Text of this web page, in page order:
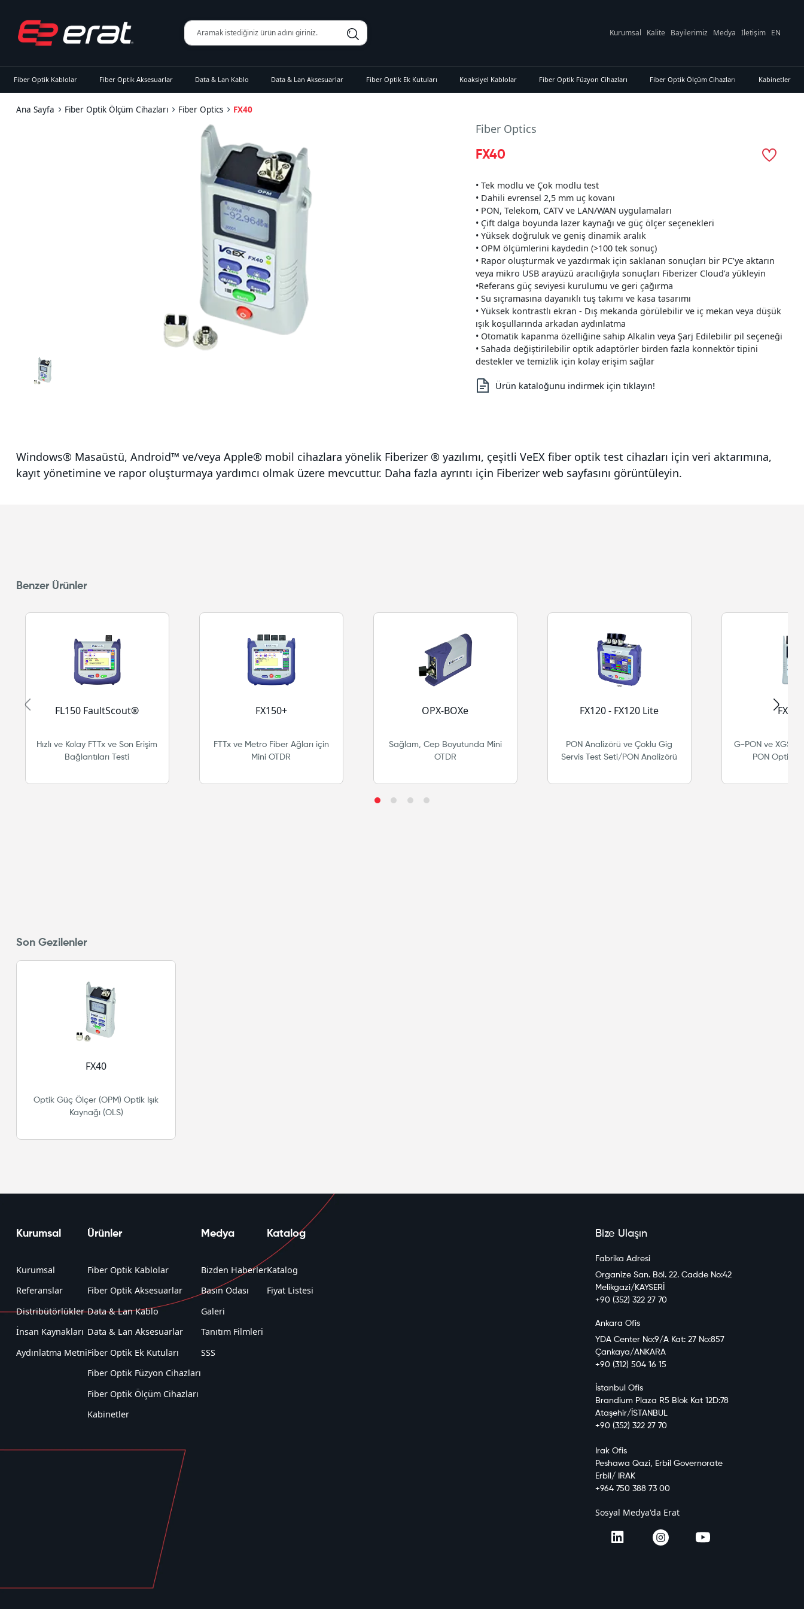
Kurumsal Kalite Bayilerimiz Medya İletişim EN
Fiber Optik Kablolar Fiber Optik Aksesuarlar Data & Lan Kablo Data & Lan Aksesuarlar Fiber Optik Ek Kutuları Koaksiyel Kablolar Fiber Optik Füzyon Cihazları Fiber Optik Ölçüm Cihazları Kabinetler
Ana Sayfa Fiber Optik Ölçüm Cihazları Fiber Optics FX40
Fiber Optics
FX40
• Tek modlu ve Çok modlu test
• Dahili evrensel 2,5 mm uç kovanı
• PON, Telekom, CATV ve LAN/WAN uygulamaları
• Çift dalga boyunda lazer kaynağı ve güç ölçer seçenekleri
• Yüksek doğruluk ve geniş dinamik aralık
• OPM ölçümlerini kaydedin (>100 tek sonuç)
• Rapor oluşturmak ve yazdırmak için saklanan sonuçları bir PC’ye aktarın
veya mikro USB arayüzü aracılığıyla sonuçları Fiberizer Cloud’a yükleyin
•Referans güç seviyesi kurulumu ve geri çağırma
• Su sıçramasına dayanıklı tuş takımı ve kasa tasarımı
• Yüksek kontrastlı ekran - Dış mekanda görülebilir ve iç mekan veya düşük
ışık koşullarında arkadan aydınlatma
• Otomatik kapanma özelliğine sahip Alkalin veya Şarj Edilebilir pil seçeneği
• Sahada değiştirilebilir optik adaptörler birden fazla konnektör tipini
destekler ve temizlik için kolay erişim sağlar
Ürün kataloğunu indirmek için tıklayın!
Windows® Masaüstü, Android™ ve/veya Apple® mobil cihazlara yönelik Fiberizer ® yazılımı, çeşitli VeEX fiber optik test cihazları için veri aktarımına,
kayıt yönetimine ve rapor oluşturmaya yardımcı olmak üzere mevcuttur. Daha fazla ayrıntı için Fiberizer web sayfasını görüntüleyin.
Benzer Ürünler
FL150 FaultScout®
Hızlı ve Kolay FTTx ve Son Erişim
Bağlantıları Testi
FX150+
FTTx ve Metro Fiber Ağları için
Mini OTDR
OPX-BOXe
Sağlam, Cep Boyutunda Mini
OTDR
FX120 - FX120 Lite
PON Analizörü ve Çoklu Gig
Servis Test Seti/PON Analizörü
G-PON ve XGS-
PON Optik
Son Gezilenler
FX40
Optik Güç Ölçer (OPM) Optik Işık
Kaynağı (OLS)
Kurumsal
Kurumsal
Referanslar
Distribütörlükler
İnsan Kaynakları
Aydınlatma Metni
Ürünler
Fiber Optik Kablolar
Fiber Optik Aksesuarlar
Data & Lan Kablo
Data & Lan Aksesuarlar
Fiber Optik Ek Kutuları
Fiber Optik Füzyon Cihazları
Fiber Optik Ölçüm Cihazları
Kabinetler
Medya
Bizden Haberler
Basın Odası
Galeri
Tanıtım Filmleri
SSS
Katalog
Katalog
Fiyat Listesi
Bize Ulaşın
Fabrika Adresi
Organize San. Böl. 22. Cadde No:42
Melikgazi/KAYSERİ
+90 (352) 322 27 70
Ankara Ofis
YDA Center No:9/A Kat: 27 No:857
Çankaya/ANKARA
+90 (312) 504 16 15
İstanbul Ofis
Brandium Plaza R5 Blok Kat 12D:78
Ataşehir/İSTANBUL
+90 (352) 322 27 70
Irak Ofis
Peshawa Qazi, Erbil Governorate
Erbil/ IRAK
+964 750 388 73 00
Sosyal Medya'da Erat